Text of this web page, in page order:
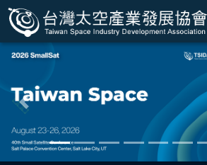
Previous